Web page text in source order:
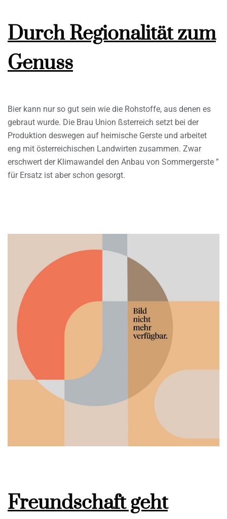
Durch Regionalität zum
Genuss
Bier kann nur so gut sein wie die Rohstoffe, aus denen es
gebraut wurde. Die Brau Union ßsterreich setzt bei der
Produktion deswegen auf heimische Gerste und arbeitet
eng mit österreichischen Landwirten zusammen. Zwar
erschwert der Klimawandel den Anbau von Sommergerste ”
für Ersatz ist aber schon gesorgt.
Freundschaft geht